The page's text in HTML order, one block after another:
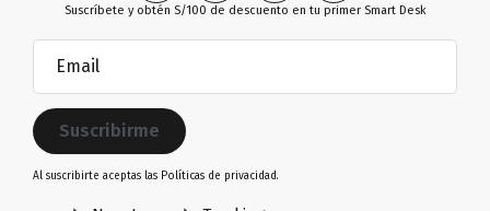
Suscríbete y obtén S/100 de descuento en tu primer Smart Desk
(Obligatorio)
Al suscribirte aceptas las Políticas de privacidad.